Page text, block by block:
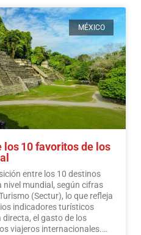
MÉXICO
los 10 favoritos de los
entre los 10 destinos
mundial, según cifras
(Sectur), lo que refleja
indicadores turísticos
el gasto de los
viajeros internacionales.…